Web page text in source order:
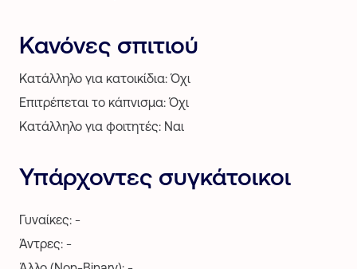
Κανόνες σπιτιού
Κατάλληλο για κατοικίδια: Όχι
Επιτρέπεται το κάπνισμα: Όχι
Κατάλληλο για φοιτητές: Ναι
Υπάρχοντες συγκάτοικοι
Γυναίκες: -
Άντρες: -